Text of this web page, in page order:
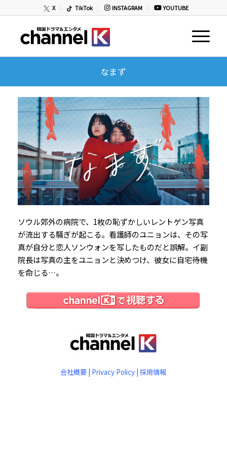
X TikTok INSTAGRAM YOUTUBE
なまず
ソウル郊外の病院で、1枚の恥ずかしいレントゲン写真
が流出する騒ぎが起こる。看護師のユニョンは、その写
真が自分と恋人ソンウォンを写したものだと誤解。イ副
院長は写真の主をユニョンと決めつけ、彼女に自宅待機
を命じる…。
会社概要 | Privacy Policy |採用情報